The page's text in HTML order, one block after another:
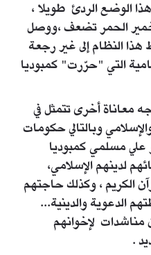
الوضع الردئ طويلا ،
الحمر تضعف ،ووصل
النظام إلى غير رجعة
التي "حرّرت" كمبوديا
معاناة أخرى تتمثل في
وبالتالي حكومات
علي مسلمي كمبوديا
لدينهم الإسلامي،
الكريم ، وكذلك حاجتهم
الدعوية والدينية...
مناشدات لإخوانهم
.